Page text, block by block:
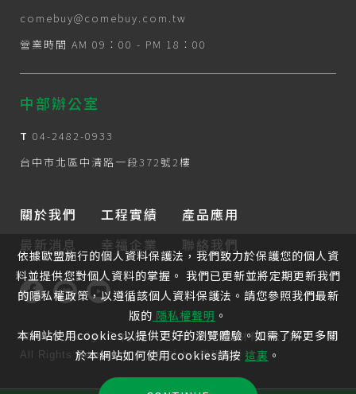
comebuy@comebuy.com.tw
營業時間 AM 09：00 - PM 18：00
中部辦公室
T 04-2482-0933
台中市北區中清路一段372號2樓
關於我們 工程實績
產品應用
最新消息
幸福企業 聯絡我們
Website DesignCopyright 2026 © 來來建材有限公司
All Rights Reserved.網頁設計by覺醒設計
依據歐盟施行的個人資料保護法，我們致力於保護您的個人資
料並提供您對個人資料的掌握。 我們已更新並將定期更新我們
的隱私權政策，以遵循該個人資料保護法。請您參照我們最新
版的 隱私權聲明 。
本網站使用cookies以提供更好的瀏覽體驗。如需了解更多關
於本網站如何使用cookies請按 這裏 。